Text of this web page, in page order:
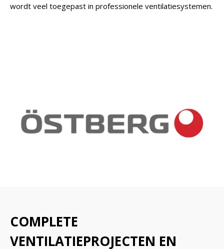
wordt veel toegepast in professionele ventilatiesystemen.
COMPLETE
VENTILATIEPROJECTEN EN